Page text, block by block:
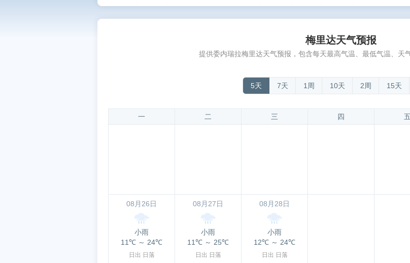
梅里达天气预报
提供委内瑞拉梅里达天气预报，包含每天最高气温、最低气温、天
5天 7天 1周 10天 2周 15天
一 二 三 四 五
08月26日
小雨
11℃ ～ 24℃
日出 日落
08月27日
小雨
11℃ ～ 25℃
日出 日落
08月28日
小雨
12℃ ～ 24℃
日出 日落